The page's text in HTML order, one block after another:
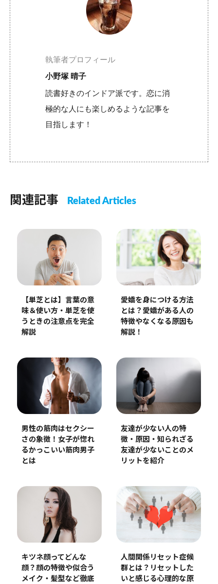
執筆者プロフィール
小野塚 晴子
読書好きのインドア派です。恋に消
極的な人にも楽しめるような記事を
目指します！
関連記事 Related Articles
【単芝とは】言葉の意
味＆使い方・単芝を使
うときの注意点を完全
解説
愛嬌を身につける方法
とは？愛嬌がある人の
特徴やなくなる原因も
解説！
男性の筋肉はセクシー
さの象徴！女子が惚れ
るかっこいい筋肉男子
とは
友達が少ない人の特
徴・原因・知られざる
友達が少ないことのメ
リットを紹介
キツネ顔ってどんな
顔？顔の特徴や似合う
メイク・髪型など徹底
人間関係リセット症候
群とは？リセットした
いと感じる心理的な原